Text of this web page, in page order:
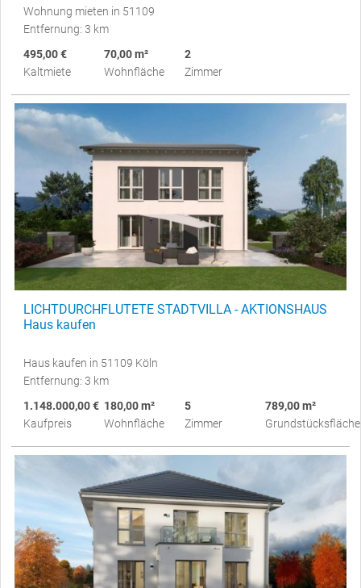
Wohnung mieten in 51109
Entfernung: 3 km
495,00 €
Kaltmiete
70,00 m²
Wohnfläche
2
Zimmer
LICHTDURCHFLUTETE STADTVILLA - AKTIONSHAUS
Haus kaufen
Haus kaufen in 51109 Köln
Entfernung: 3 km
1.148.000,00 €
Kaufpreis
180,00 m²
Wohnfläche
5
Zimmer
789,00 m²
Grundstücksfläche